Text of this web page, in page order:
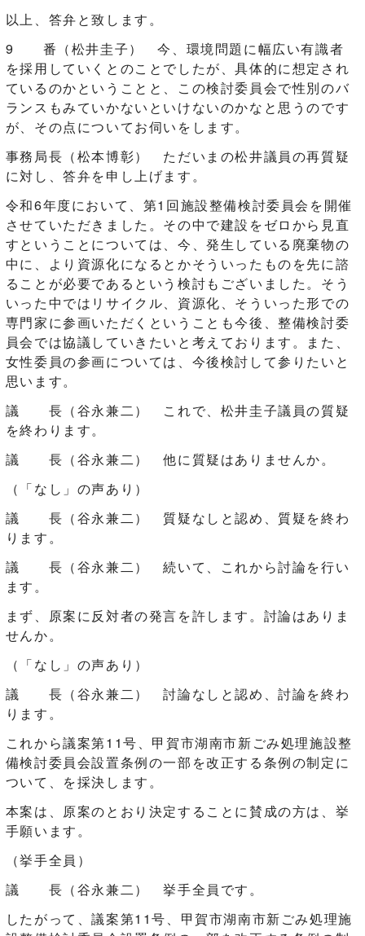
以上、答弁と致します。
9 番（松井圭子） 今、環境問題に幅広い有識者
を採用していくとのことでしたが、具体的に想定され
ているのかということと、この検討委員会で性別のバ
ランスもみていかないといけないのかなと思うのです
が、その点についてお伺いをします。
事務局長（松本博彰） ただいまの松井議員の再質疑
に対し、答弁を申し上げます。
令和6年度において、第1回施設整備検討委員会を開催
させていただきました。その中で建設をゼロから見直
すということについては、今、発生している廃棄物の
中に、より資源化になるとかそういったものを先に諮
ることが必要であるという検討もございました。そう
いった中ではリサイクル、資源化、そういった形での
専門家に参画いただくということも今後、整備検討委
員会では協議していきたいと考えております。また、
女性委員の参画については、今後検討して参りたいと
思います。
議 長（谷永兼二） これで、松井圭子議員の質疑
を終わります。
議 長（谷永兼二） 他に質疑はありませんか。
（「なし」の声あり）
議 長（谷永兼二） 質疑なしと認め、質疑を終わ
ります。
議 長（谷永兼二） 続いて、これから討論を行い
ます。
まず、原案に反対者の発言を許します。討論はありま
せんか。
（「なし」の声あり）
議 長（谷永兼二） 討論なしと認め、討論を終わ
ります。
これから議案第11号、甲賀市湖南市新ごみ処理施設整
備検討委員会設置条例の一部を改正する条例の制定に
ついて、を採決します。
本案は、原案のとおり決定することに賛成の方は、挙
手願います。
（挙手全員）
議 長（谷永兼二） 挙手全員です。
したがって、議案第11号、甲賀市湖南市新ごみ処理施